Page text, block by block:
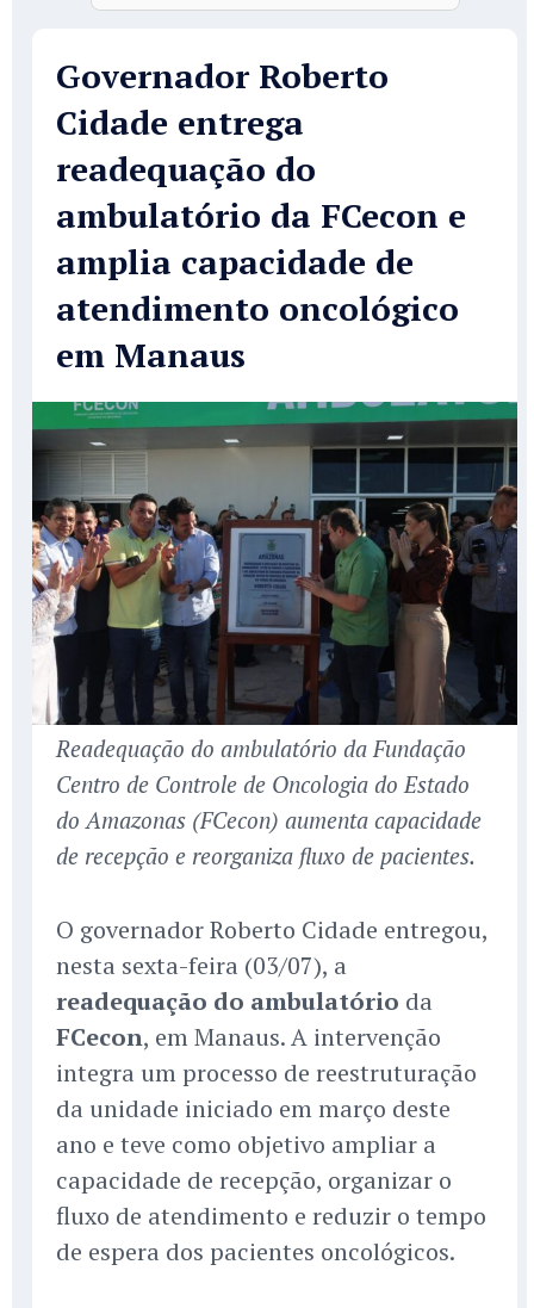
Governador Roberto
Cidade entrega
readequação do
ambulatório da FCecon e
amplia capacidade de
atendimento oncológico
em Manaus
Readequação do ambulatório da Fundação
Centro de Controle de Oncologia do Estado
do Amazonas (FCecon) aumenta capacidade
de recepção e reorganiza fluxo de pacientes.
O governador Roberto Cidade entregou,
nesta sexta-feira (03/07), a
readequação do ambulatório da
FCecon, em Manaus. A intervenção
integra um processo de reestruturação
da unidade iniciado em março deste
ano e teve como objetivo ampliar a
capacidade de recepção, organizar o
fluxo de atendimento e reduzir o tempo
de espera dos pacientes oncológicos.